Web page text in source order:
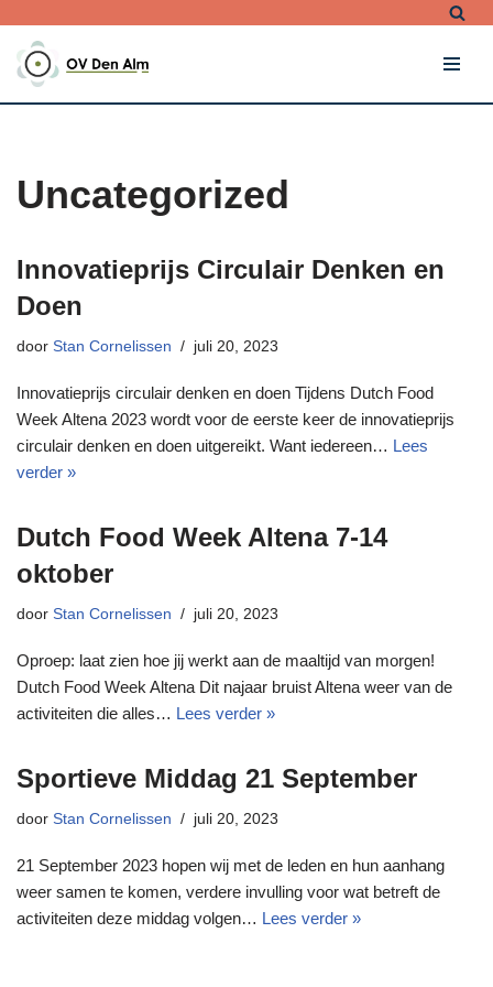
Ga
naar
Uncategorized
Innovatieprijs Circulair Denken en
Doen
door Stan Cornelissen juli 20, 2023
Innovatieprijs circulair denken en doen Tijdens Dutch Food
Week Altena 2023 wordt voor de eerste keer de innovatieprijs
circulair denken en doen uitgereikt. Want iedereen… Lees
verder »
Dutch Food Week Altena 7-14
oktober
door Stan Cornelissen juli 20, 2023
Oproep: laat zien hoe jij werkt aan de maaltijd van morgen!
Dutch Food Week Altena Dit najaar bruist Altena weer van de
activiteiten die alles… Lees verder »
Sportieve Middag 21 September
door Stan Cornelissen juli 20, 2023
21 September 2023 hopen wij met de leden en hun aanhang
weer samen te komen, verdere invulling voor wat betreft de
activiteiten deze middag volgen… Lees verder »